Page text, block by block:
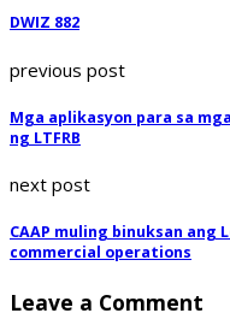
DWIZ 882
previous post
Mga aplikasyon para sa
ng LTFRB
next post
CAAP muling binuksan ang
commercial operations
Leave a Comment